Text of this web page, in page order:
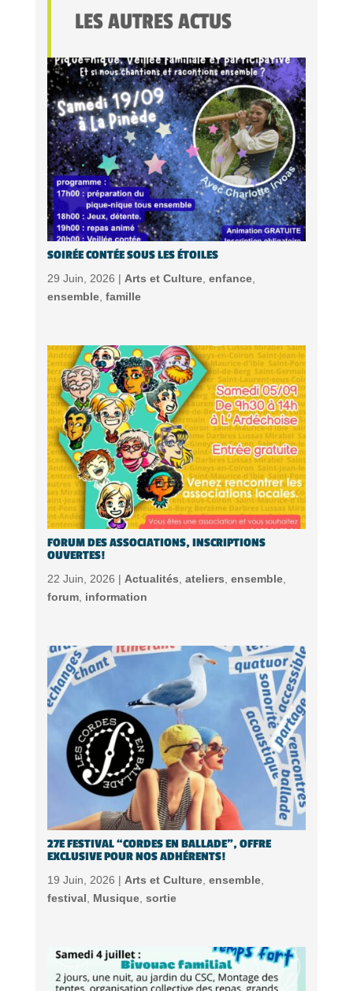
LES AUTRES ACTUS
SOIRÉE CONTÉE SOUS LES ÉTOILES
29 Juin, 2026 | Arts et Culture, enfance,
ensemble, famille
FORUM DES ASSOCIATIONS, INSCRIPTIONS
OUVERTES!
22 Juin, 2026 | Actualités, ateliers, ensemble,
forum, information
27E FESTIVAL “CORDES EN BALLADE”, OFFRE
EXCLUSIVE POUR NOS ADHÉRENTS!
19 Juin, 2026 | Arts et Culture, ensemble,
festival
Musique, sortie